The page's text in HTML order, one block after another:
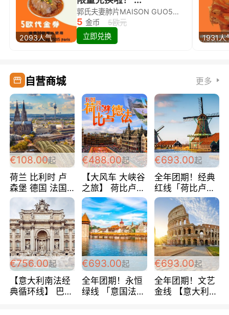
2093人气
郭氏夫妻肺片MAISON GUO5欧代金券限量兑换啦！
5 金币
5欧元
立即兑换
1931人
自营商城 更多
€108.00起
荷兰 比利时 卢
森堡 德国 法国
超爽玩遍西欧 循
环线 全程四星宾
馆 108欧/人/天
€488.00起
【大风车 大峡谷
之旅】 荷比卢德
法 巴黎上下 经
典五国四日游
488欧/人
€693.00起
全年团期！经典
红线「荷比卢德
法」七天循环 五
国 仅售99欧/人/
天！巴黎上下！
包拼房~
€756.00起
【意大利南法经
典循环线】 巴黎
€693.00起
全年团期！永恒
绿线 「意国法
€693.00起
全年团期！文艺
金线 【意大利一